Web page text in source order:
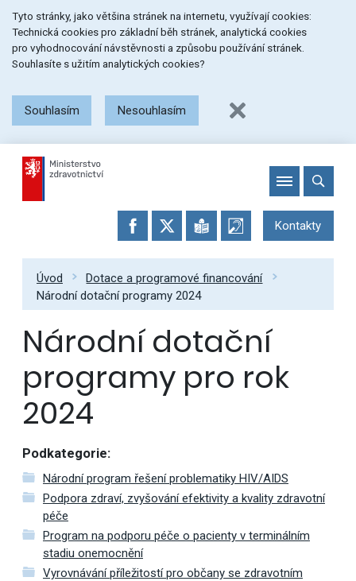
na
menu
na
obsah
na
patičku
stránky
Tyto stránky, jako většina stránek na internetu, využívají cookies:
Technická cookies pro základní běh stránek, analytická cookies
pro vyhodnocování návstěvnosti a způsobu používání stránek.
Souhlasíte s užitím analytických cookies?
Souhlasím Nesouhlasím
Kontakty
Úvod
Dotace a programové financování
Národní dotační programy 2024
Národní dotační
programy pro rok
2024
Podkategorie:
Národní program řešení problematiky HIV/AIDS
Podpora zdraví, zvyšování efektivity a kvality zdravotní
péče
Program na podporu péče o pacienty v terminálním
stadiu onemocnění
Vyrovnávání příležitostí pro občany se zdravotním